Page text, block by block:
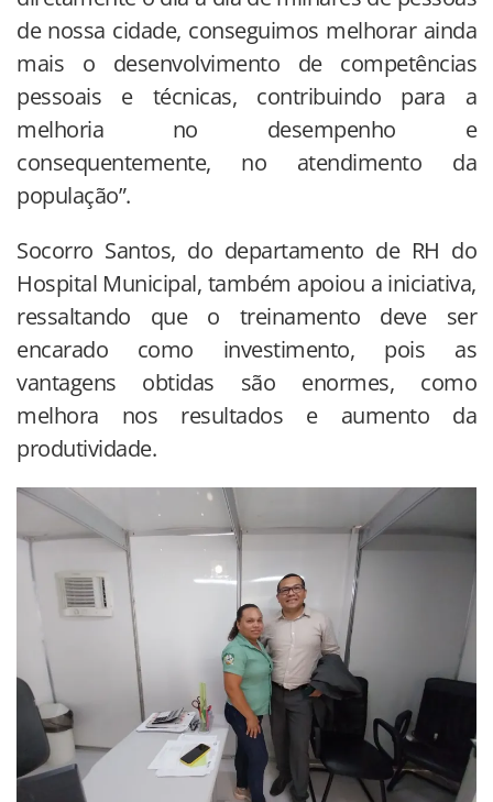
de nossa cidade, conseguimos melhorar ainda
mais o desenvolvimento de competências
pessoais e técnicas, contribuindo para a
melhoria no desempenho e
consequentemente, no atendimento da
população”.
Socorro Santos, do departamento de RH do
Hospital Municipal, também apoiou a iniciativa,
ressaltando que o treinamento deve ser
encarado como investimento, pois as
vantagens obtidas são enormes, como
melhora nos resultados e aumento da
produtividade.